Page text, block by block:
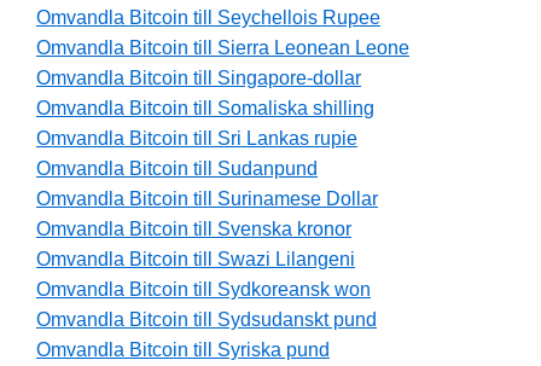
Omvandla Bitcoin till Seychellois Rupee
Omvandla Bitcoin till Sierra Leonean Leone
Omvandla Bitcoin till Singapore-dollar
Omvandla Bitcoin till Somaliska shilling
Omvandla Bitcoin till Sri Lankas rupie
Omvandla Bitcoin till Sudanpund
Omvandla Bitcoin till Surinamese Dollar
Omvandla Bitcoin till Svenska kronor
Omvandla Bitcoin till Swazi Lilangeni
Omvandla Bitcoin till Sydkoreansk won
Omvandla Bitcoin till Sydsudanskt pund
Omvandla Bitcoin till Syriska pund